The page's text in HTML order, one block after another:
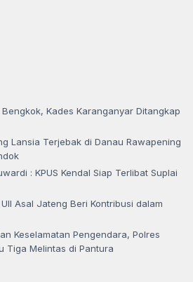
Kades Karanganyar Ditangkap
Lansia Terjebak di Danau Rawapening
: KPUS Kendal Siap Terlibat Suplai
Asal Jateng Beri Kontribusi dalam
Keselamatan Pengendara, Polres
Tiga Melintas di Pantura